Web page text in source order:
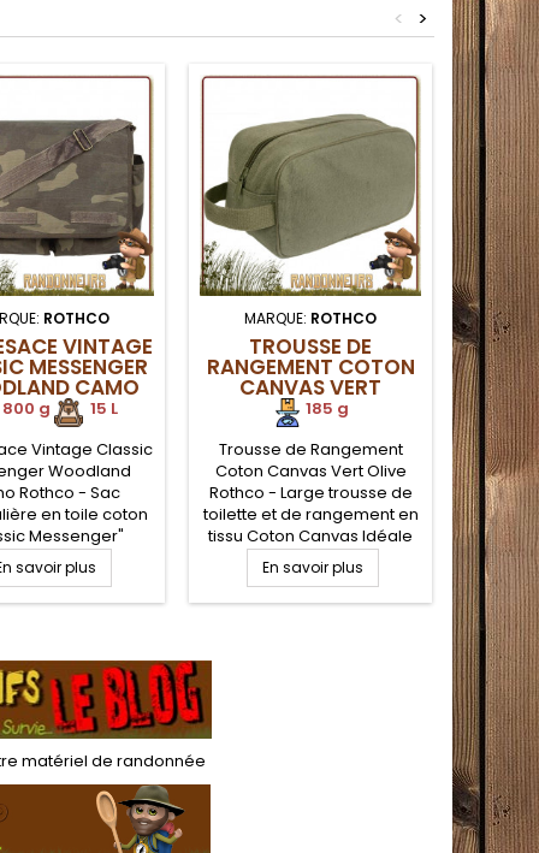
>
<
ROTHCO
VINTAGE
MESSENGER
CAMO
800 g
15 L
Vintage Classic
Woodland
Rothco - Sac
en toile coton
Messenger"
Large
de
interne avec
coton délavé
large rabat avec
velcro. Sangle
confortable et
réglable.
savoir plus
MARQUE: ROTHCO
TROUSSE DE
RANGEMENT COTON
CANVAS VERT
ROTHCO
185 g
Trousse de Rangement
Coton Canvas Vert Olive
Rothco - Large trousse de
toilette et de rangement en
tissu Coton Canvas Idéale
pour votre équipement de
toilette ou autre application
de rangement et transport
et une poignée de portage.
En savoir plus
léger
sur
matériel de randonnée